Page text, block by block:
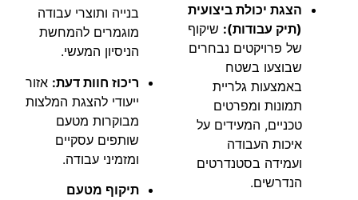
הצגת יכולת ביצועית
(תיק עבודות): שיקוף
של פרויקטים נבחרים
שבוצעו בשטח
באמצעות גלריית
תמונות ומפרטים
טכניים, המעידים על
איכות העבודה
ועמידה בסטנדרטים
הנדרשים.
בנייה ותוצרי עבודה
מוגמרים להמחשת
הניסיון המעשי.
ריכוז חוות דעת: אזור
ייעודי להצגת המלצות
מבוקרות מטעם
שותפים עסקיים
ומזמיני עבודה.
תיקוף מטעם